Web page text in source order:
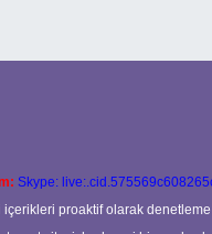
Skype:
proaktif olarak